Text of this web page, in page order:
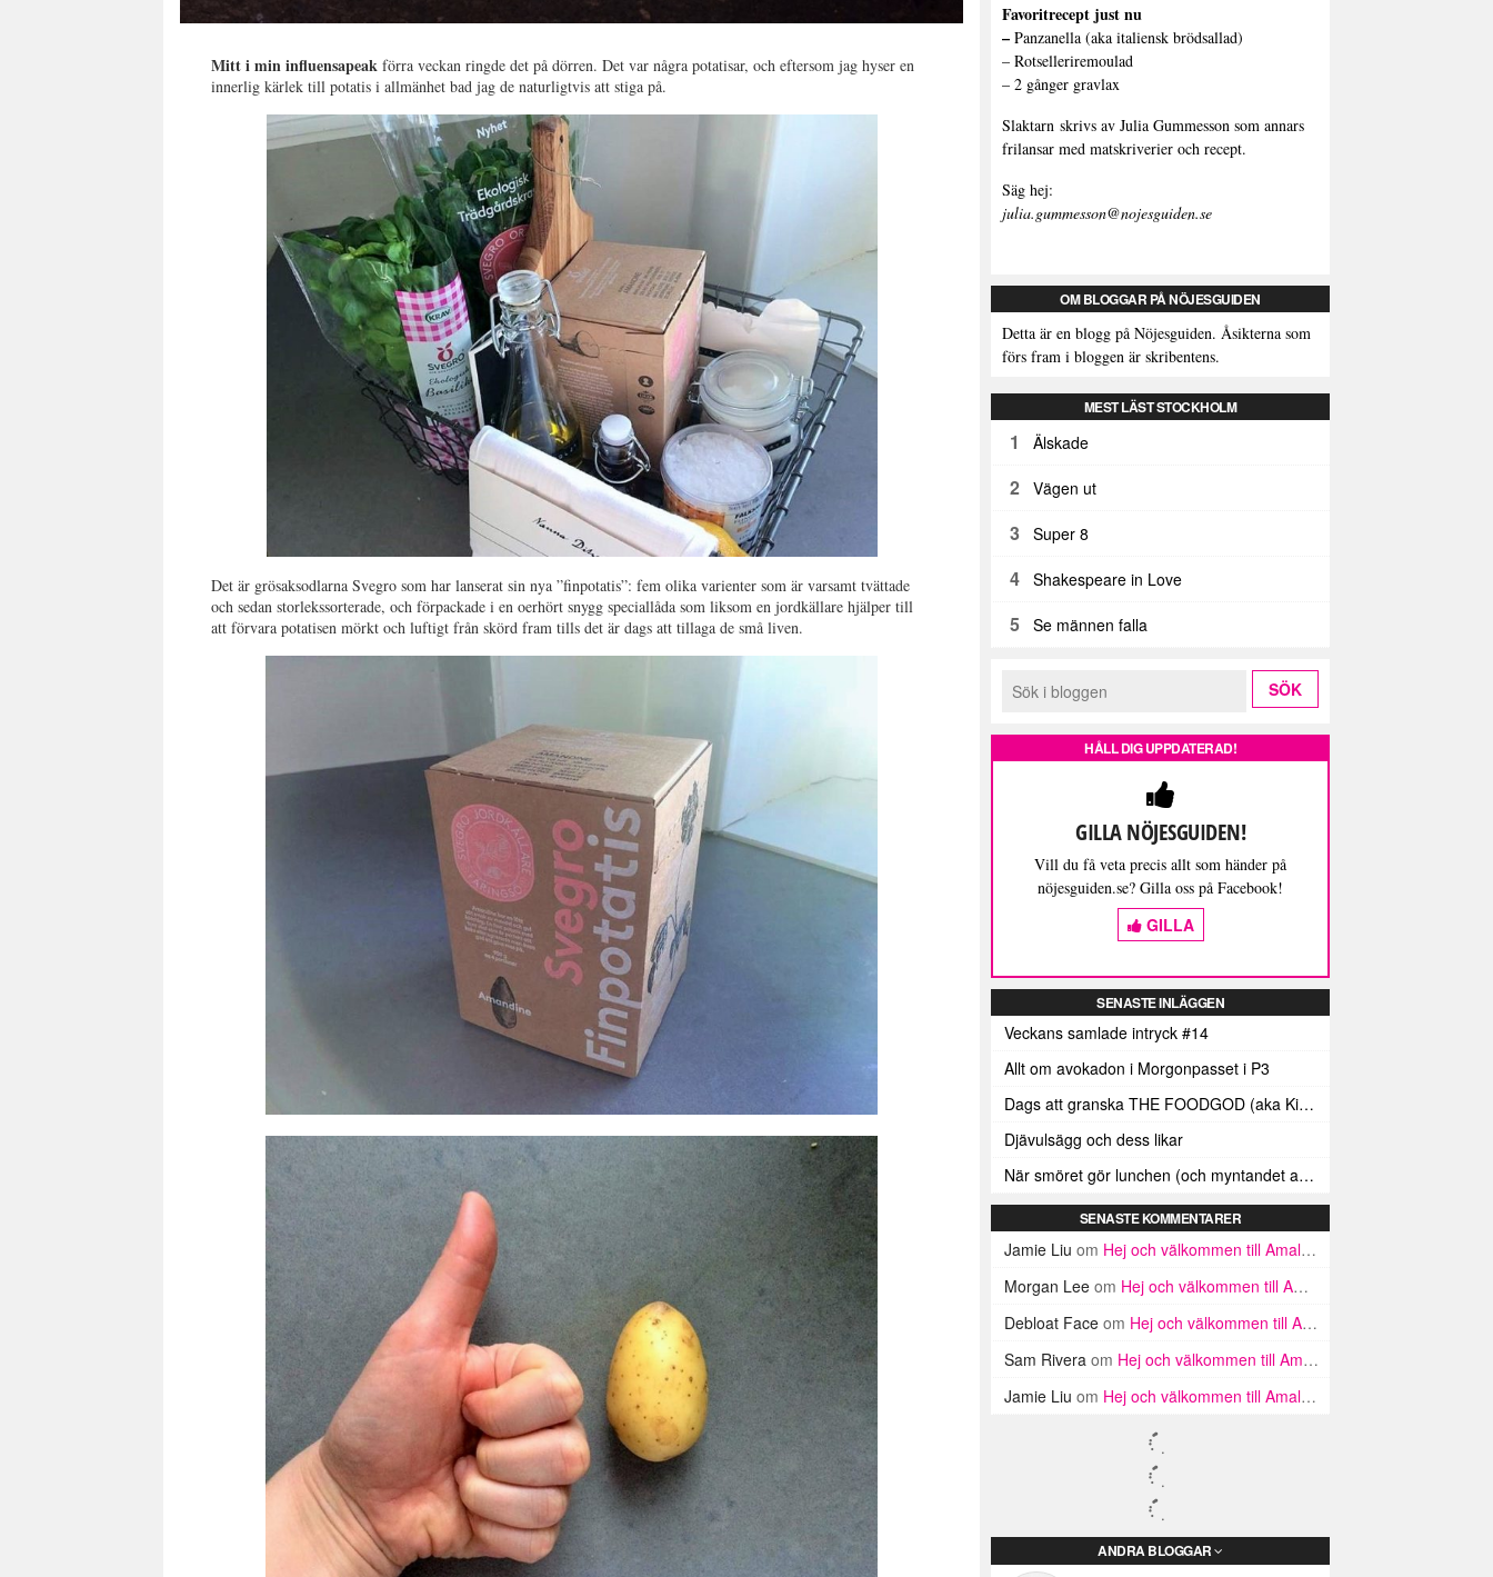
Mitt i min influensapeak förra veckan ringde det på dörren. Det var några potatisar, och eftersom jag hyser en
innerlig kärlek till potatis i allmänhet bad jag de naturligtvis att stiga på.
Det är grösaksodlarna Svegro som har lanserat sin nya ”finpotatis”: fem olika varienter som är varsamt tvättade
och sedan storlekssorterade, och förpackade i en oerhört snygg speciallåda som liksom en jordkällare hjälper till
att förvara potatisen mörkt och luftigt från skörd fram tills det är dags att tillaga de små liven.
Favoritrecept just nu
– Panzanella (aka italiensk brödsallad)
– Rotselleriremoulad
– 2 gånger gravlax
Slaktarn skrivs av Julia Gummesson som annars
frilansar med matskriverier och recept.
Säg hej:
julia.gummesson@nojesguiden.se
OM BLOGGAR PÅ NÖJESGUIDEN
Detta är en blogg på Nöjesguiden. Åsikterna som
förs fram i bloggen är skribentens.
MEST LÄST STOCKHOLM
1 Älskade
2 Vägen ut
3 Super 8
4 Shakespeare in Love
5 Se männen falla
HÅLL DIG UPPDATERAD!
GILLA NÖJESGUIDEN!
Vill du få veta precis allt som händer på
nöjesguiden.se? Gilla oss på Facebook!
GILLA
SENASTE INLÄGGEN
Veckans samlade intryck #14
Allt om avokadon i Morgonpasset i P3
Dags att granska THE FOODGOD (aka Kim Kardashians matinstagrammande bästis)
Djävulsägg och dess likar
När smöret gör lunchen (och myntandet av termen ”Smörindex”)
SENASTE KOMMENTARER
Jamie Liu om Hej och välkommen till Amalfikusten
Morgan Lee om Hej och välkommen till Amalfikusten
Debloat Face om Hej och välkommen till Amalfikusten
Sam Rivera om Hej och välkommen till Amalfikusten
Jamie Liu om Hej och välkommen till Amalfikusten
ANDRA BLOGGAR